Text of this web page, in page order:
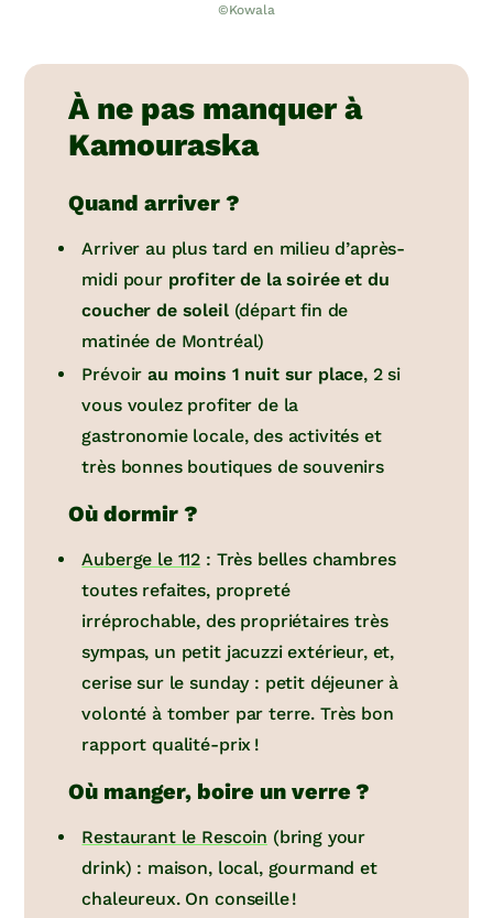
©Kowala
À ne pas manquer à
Kamouraska
Quand arriver ?
Arriver au plus tard en milieu d’après-
midi pour profiter de la soirée et du
coucher de soleil(départ fin de
matinée de Montréal)
Prévoirau moins 1 nuit sur place, 2 si
vous voulez profiter de la
gastronomie locale, des activités et
très bonnes boutiques de souvenirs
Où dormir ?
Auberge le 112 : Très belles chambres
toutes refaites, propreté
irréprochable, des propriétaires très
sympas, un petit jacuzzi extérieur, et,
cerise sur le sunday : petit déjeuner à
volonté à tomber par terre. Très bon
rapport qualité-prix !
Où manger, boire un verre ?
Restaurant le Rescoin (bring your
drink) : maison, local, gourmand et
chaleureux. On conseille !